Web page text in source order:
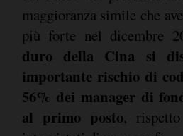
maggioranza simile che
più forte nel dicembre
duro della Cina si
importante rischio di
56% dei manager di
al primo posto,